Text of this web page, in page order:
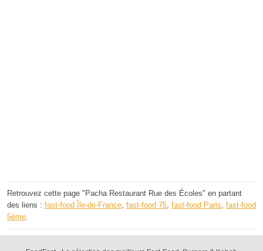
Retrouvez cette page "Pacha Restaurant Rue des Écoles" en partant
des liens : fast-food Île-de-France fast-food 75 fast-food Paris fast-food
5ème